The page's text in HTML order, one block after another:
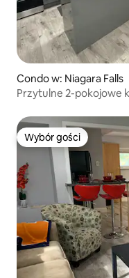
Condo w: Niagara Falls
Przytulne 2-pokojowe
Wybór gości
Wybór gości